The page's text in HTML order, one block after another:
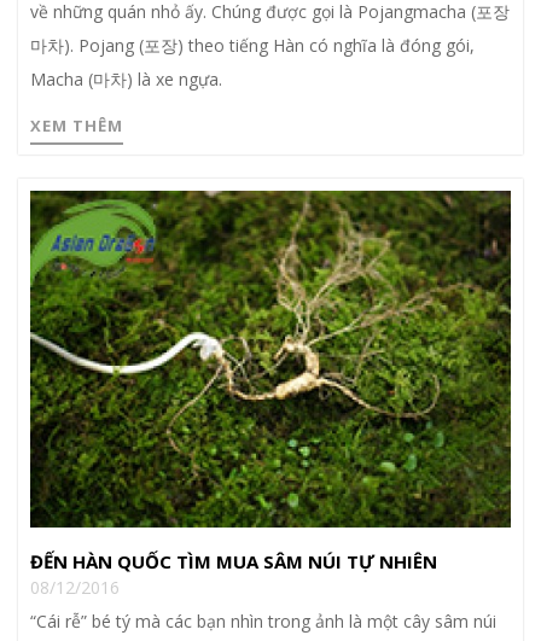
về những quán nhỏ ấy. Chúng được gọi là Pojangmacha (포장
마차). Pojang (포장) theo tiếng Hàn có nghĩa là đóng gói,
Macha (마차) là xe ngựa.
XEM THÊM
ĐẾN HÀN QUỐC TÌM MUA SÂM NÚI TỰ NHIÊN
08/12/2016
“Cái rễ” bé tý mà các bạn nhìn trong ảnh là một cây sâm núi